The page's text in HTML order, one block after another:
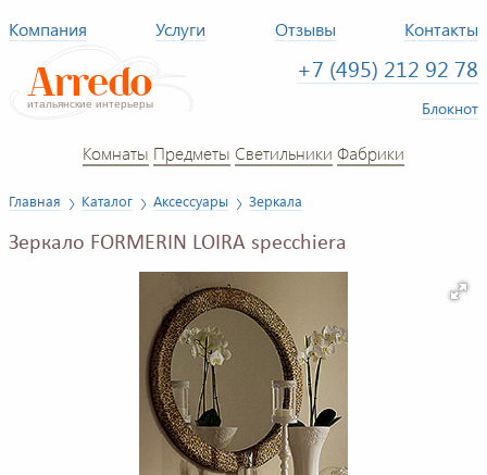
Компания Услуги Отзывы Контакты
+7 (495) 212 92 78
Блокнот
Комнаты Предметы Светильники Фабрики
Главная Каталог Аксессуары Зеркала
Зеркало FORMERIN LOIRA specchiera